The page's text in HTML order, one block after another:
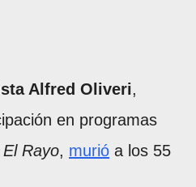
Alfred Oliveri,
en programas
El Rayo, murió a los 55